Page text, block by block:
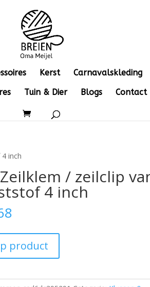
Kerst
Carnavalskleding
Tuin & Dier Blogs Contact
inch
/ zeilclip
4 inch
product